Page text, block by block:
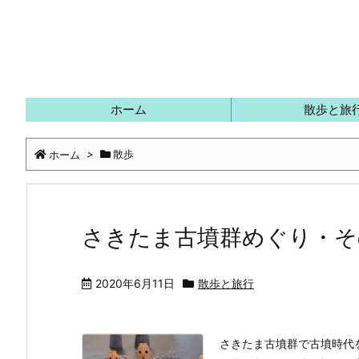
ホーム 散歩と旅
ホーム > 散歩
さきたま古墳群めぐり・
2020年6月11日 散歩と旅行
さきたま古墳群で古墳時